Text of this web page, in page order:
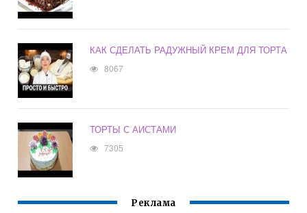
КАК СДЕЛАТЬ РАДУЖНЫЙ КРЕМ ДЛЯ ТОРТА
8067
ТОРТЫ С АИСТАМИ
7305
Реклама